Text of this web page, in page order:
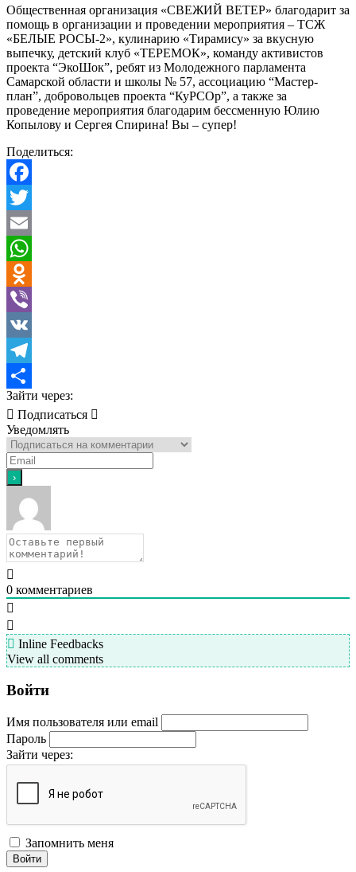
Общественная организация «СВЕЖИЙ ВЕТЕР» благодарит за
помощь в организации и проведении мероприятия – ТСЖ
«БЕЛЫЕ РОСЫ-2», кулинарию «Тирамису» за вкусную
выпечку, детский клуб «ТЕРЕМОК», команду активистов
проекта “ЭкоШок”, ребят из Молодежного парламента
Самарской области и школы № 57, ассоциацию “Мастер-
план”, добровольцев проекта “КуРСОр”, а также за
проведение мероприятия благодарим бессменную Юлию
Копылову и Сергея Спирина! Вы – супер!
Поделиться:
Facebook
Twitter
Email
WhatsApp
Odnoklassniki
Viber
VK
Telegram
Отправить
Зайти через:
Подписаться
Уведомлять
0 комментариев
Inline Feedbacks
View all comments
Войти
Имя пользователя или email
Пароль
Зайти через:
Запомнить меня
Войти